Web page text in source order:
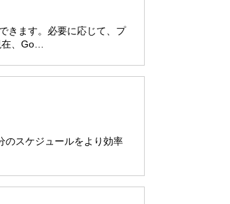
きます。必要に応じて、プ
、Go…
スケジュールをより効率